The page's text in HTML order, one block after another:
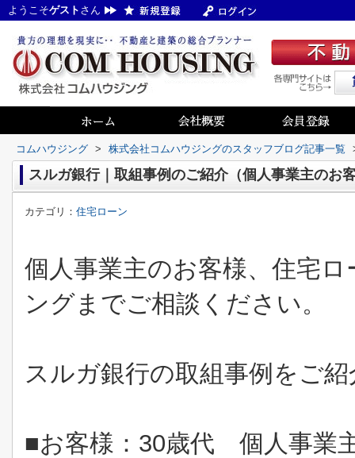
ようこそゲスト さん
コムハウジング > 株式会社コムハウジングのスタッフブログ記事一覧
スルガ銀行｜取組事例のご紹介（個人事業主のお
カテゴリ： 住宅ローン
個人事業主のお客様、住宅
ングまでご相談ください。
スルガ銀行の取組事例をご
■お客様： 30歳代 個人事業